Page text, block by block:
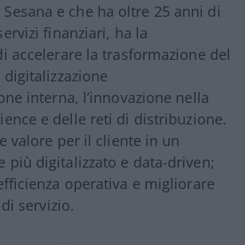
e che ha oltre 25 anni di
finanziari, ha la
accelerare la trasformazione del
interna, l’innovazione nella
e delle reti di distribuzione.
valore per il cliente in un
più digitalizzato e data-driven;
operativa e migliorare
servizio.